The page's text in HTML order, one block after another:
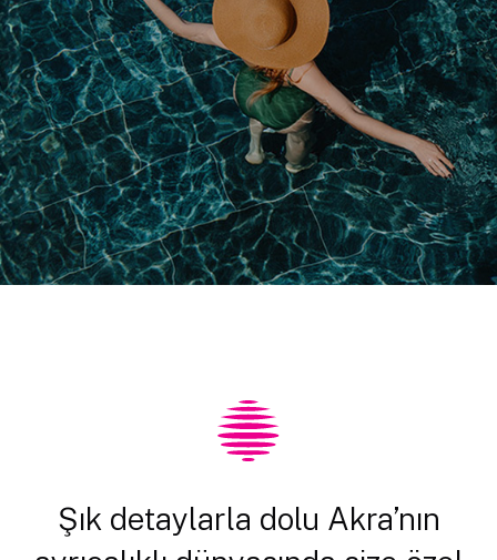
Şık detaylarla dolu Akra’nın